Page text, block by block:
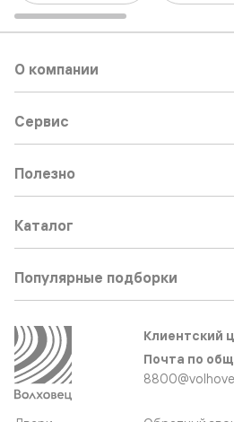
О компании
Сервис
Полезно
Каталог
Популярные подборки
Клиентский
Почта по